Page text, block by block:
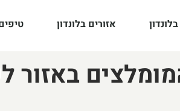
אזורים בלונדון
באזור